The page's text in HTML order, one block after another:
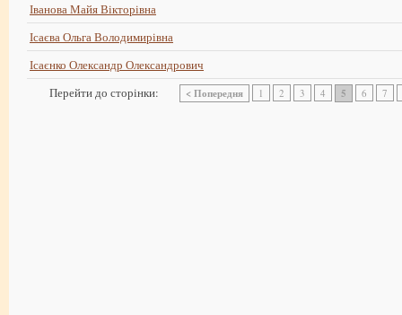
Іванова Майя Вікторівна
Ісаєва Ольга Володимирівна
Ісаєнко Олександр Олександрович
Перейти до сторінки:
< Попередня 1 2 3 4 5 6 7